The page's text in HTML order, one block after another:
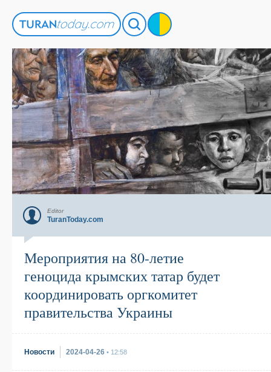
Editor
TuranToday.com
Мероприятия на 80-летие
геноцида крымских татар будет
координировать оргкомитет
правительства Украины
Новости 2024-04-26 • 12:58